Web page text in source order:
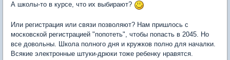
А школы-то в курсе, что их выбирают?
Или регистрация или связи позволяют? Нам пришлось с
московской регистрацией "попотеть", чтобы попасть в 2045. Но
все довольны. Школа полного дня и кружков полно для началки.
Всякие электронные штуки-дрюки тоже ребенку нравятся.